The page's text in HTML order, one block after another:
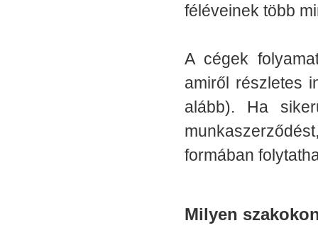
féléveinek több
A cégek
amiről részletes
alább). Ha
formában
Milyen